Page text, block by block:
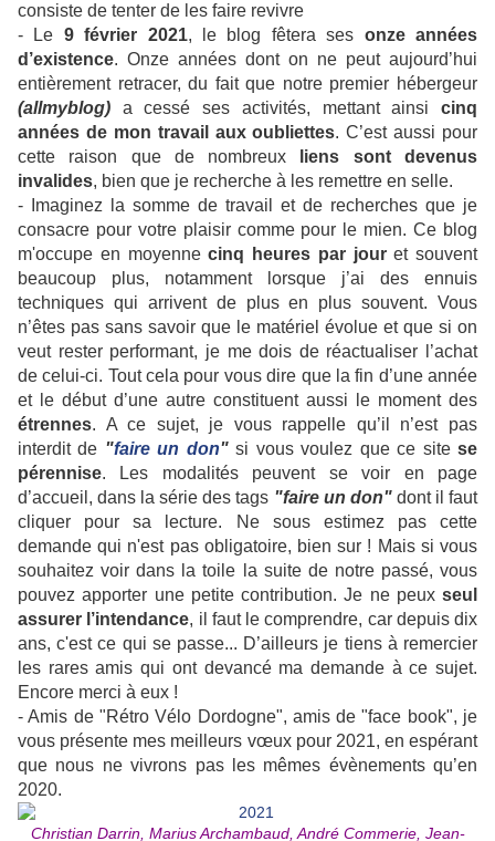
consiste de tenter de les faire revivre
- Le 9 février 2021, le blog fêtera ses onze années
d’existence. Onze années dont on ne peut aujourd’hui
entièrement retracer, du fait que notre premier hébergeur
(allmyblog) a cessé ses activités, mettant ainsi cinq
années de mon travail aux oubliettes. C’est aussi pour
cette raison que de nombreux
liens sont devenus
invalides, bien que je recherche à les remettre en selle.
- Imaginez la somme de travail et de recherches que je
consacre pour votre plaisir comme pour le mien. Ce blog
m'occupe en moyennecinq heures par jouret souvent
beaucoup plus, notamment lorsque j’ai des ennuis
techniques qui arrivent de plus en plus souvent. Vous
n’êtes pas sans savoir que le matériel évolue et que si on
veut rester performant, je me dois de réactualiser l’achat
de celui-ci. Tout cela pour vous dire que la fin d’une année
et le début d’une autre constituent aussi le moment des
étrennes. A ce sujet, je vous rappelle qu’il n’est pas
interdit de "faire un don"si vous voulez que ce sitese
pérennise. Les modalités peuvent se voir en page
d’accueil, dans la série des tags "faire un don"dont il faut
cliquer pour sa lecture. Ne sous estimez pas cette
demande qui n'est pas obligatoire, bien sur ! Mais si vous
souhaitez voir dans la toile la suite de notre passé, vous
pouvez apporter une petite contribution. Je ne peux seul
assurer l’intendance, il faut le comprendre, car depuis dix
ans, c'est ce qui se passe... D’ailleurs je tiens à remercier
les rares amis qui ont devancé ma demande à ce sujet.
Encore merci à eux !
- Amis de "Rétro Vélo Dordogne", amis de "face book", je
vous présente mes meilleurs vœux pour 2021, en espérant
que nous ne vivrons pas les mêmes évènements qu’en
2020.
Christian Darrin, Marius Archambaud, André Commerie, Jean-